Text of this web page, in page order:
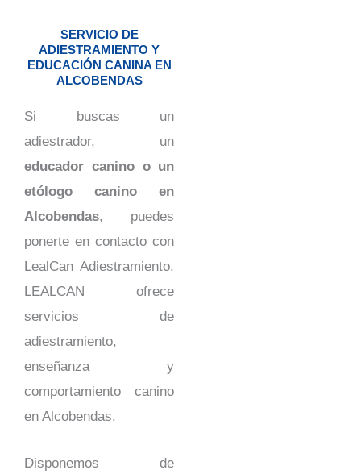
SERVICIO DE
ADIESTRAMIENTO Y
EDUCACIÓN CANINA EN
ALCOBENDAS
Si buscas un
adiestrador, un
educador canino o un
etólogo canino en
Alcobendas, puedes
ponerte en contacto con
LealCan Adiestramiento.
LEALCAN ofrece
servicios de
adiestramiento,
enseñanza y
comportamiento canino
en Alcobendas.
Disponemos de